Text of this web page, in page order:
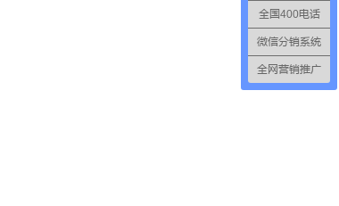
全国400电话
微信分销系统
全网营销推广